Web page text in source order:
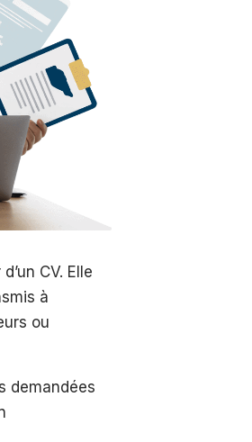
CV. Elle
à
ou
demandées